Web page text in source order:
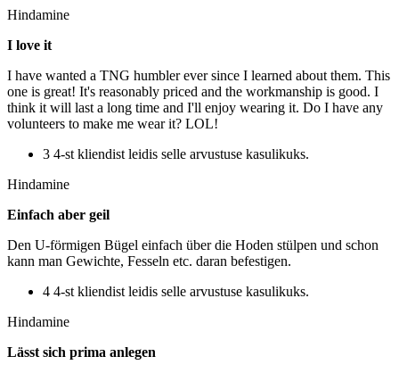
Hindamine
I love it
I have wanted a TNG humbler ever since I learned about them. This
one is great! It's reasonably priced and the workmanship is good. I
think it will last a long time and I'll enjoy wearing it. Do I have any
volunteers to make me wear it? LOL!
3 4-st kliendist leidis selle arvustuse kasulikuks.
Hindamine
Einfach aber geil
Den U-förmigen Bügel einfach über die Hoden stülpen und schon
kann man Gewichte, Fesseln etc. daran befestigen.
4 4-st kliendist leidis selle arvustuse kasulikuks.
Hindamine
Lässt sich prima anlegen